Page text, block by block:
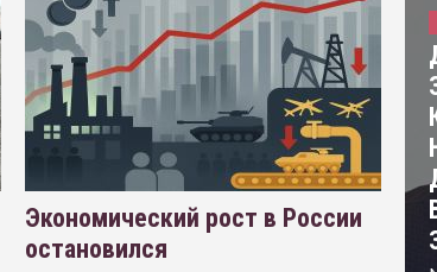
Экономический рост в России
остановился